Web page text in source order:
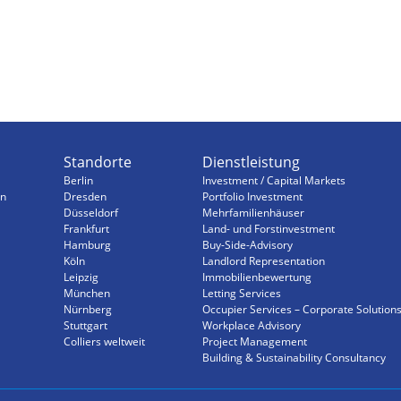
Standorte
Berlin
Dresden
Düsseldorf
Frankfurt
Hamburg
Köln
Leipzig
München
Nürnberg
Stuttgart
Colliers weltweit
Dienstleistung
Investment / Capital Markets
Portfolio Investment
Mehrfamilienhäuser
Land- und Forstinvestment
Buy-Side-Advisory
Landlord Representation
Immobilienbewertung
Letting Services
Occupier Services – Corporate Solutions
Workplace Advisory
Project Management
Building & Sustainability Consultancy